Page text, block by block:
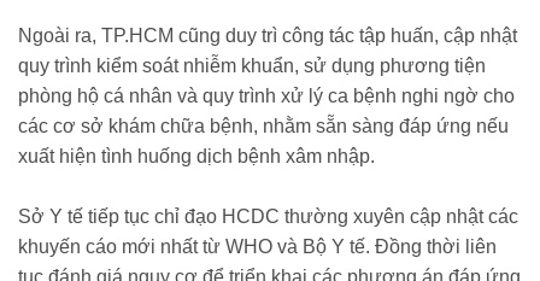
Ngoài ra, TP.HCM cũng duy trì công tác tập huấn, cập nhật
quy trình kiểm soát nhiễm khuẩn, sử dụng phương tiện
phòng hộ cá nhân và quy trình xử lý ca bệnh nghi ngờ cho
các cơ sở khám chữa bệnh, nhằm sẵn sàng đáp ứng nếu
xuất hiện tình huống dịch bệnh xâm nhập.
Sở Y tế tiếp tục chỉ đạo HCDC thường xuyên cập nhật các
khuyến cáo mới nhất từ WHO và Bộ Y tế. Đồng thời liên